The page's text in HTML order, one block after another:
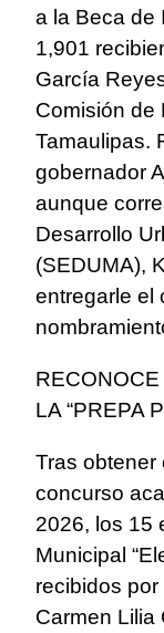
a la Beca de
1,901
García
Comisión de
Tamaulipas.
gobernador
aunque
Desarrollo
(SEDUMA),
entregarle el
LA “PREPA
Tras obtener
concurso
2026, los 15
Municipal
recibidos por
Carmen Lilia